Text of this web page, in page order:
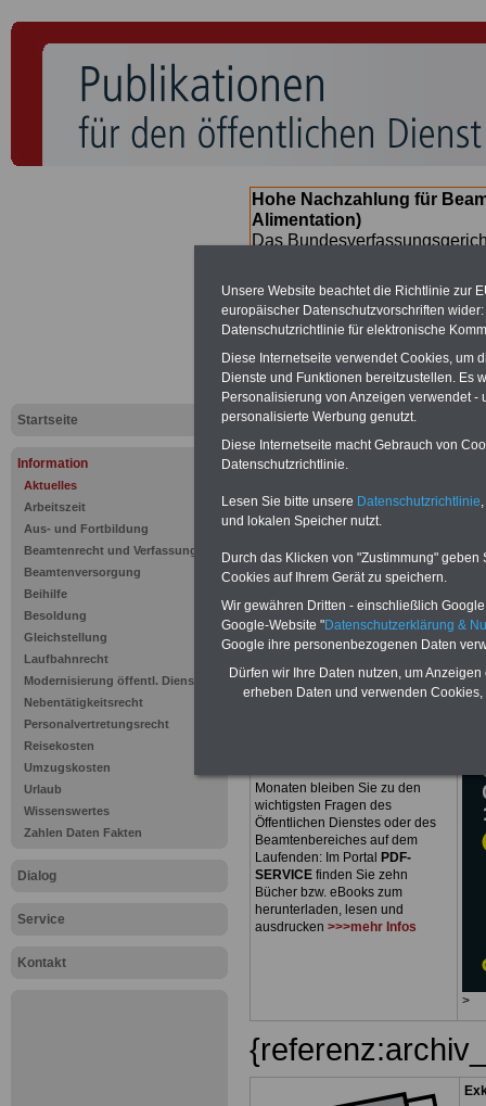
Startseite
Information
Aktuelles
Arbeitszeit
Aus- und Fortbildung
Beamtenrecht und Verfassung
Beamtenversorgung
Beihilfe
Besoldung
Gleichstellung
Laufbahnrecht
Modernisierung öffentl. Dienst
Nebentätigkeitsrecht
Personalvertretungsrecht
Reisekosten
Umzugskosten
Urlaub
Wissenswertes
Zahlen Daten Fakten
Dialog
Service
Kontakt
Hohe Nachzahlung für
Alimentation)
Das
Neuregelung der Besoldung
(Beamte &
Nachzahlungen
SERVICE gibt hierzu eine
dem Beschluss des
wird (im II. Quartal.2026) >>>
Ausgabe
Arbeit im
Dienst
Monaten bleiben Sie zu den
wichtigsten Fragen des
Öffentlichen Dienstes oder des
Beamtenbereiches auf dem
Laufenden: Im Portal PDF-
SERVICE finden Sie zehn
Bücher bzw. eBooks zum
herunterladen, lesen und
ausdrucken >>>mehr Infos
>
Unsere Website beachtet die Richtlinie zur
europäischer Datenschutzvorschriften
Datenschutzrichtlinie für elektronische
Diese Internetseite verwendet Cookies, um
Dienste und Funktionen bereitzustellen. Es
Personalisierung von Anzeigen verwendet
personalisierte Werbung genutzt.
Diese Internetseite macht Gebrauch von
Datenschutzrichtlinie.
Lesen Sie bitte unsere Datenschutzrichtlinie
und lokalen Speicher nutzt.
Durch das Klicken von "Zustimmung"
Cookies auf Ihrem Gerät zu speichern.
Wir gewähren Dritten - einschließlich
Google-Website "Datenschutzerklärung &
Google ihre personenbezogenen Daten
Dürfen wir Ihre Daten nutzen, um
erheben Daten und verwenden